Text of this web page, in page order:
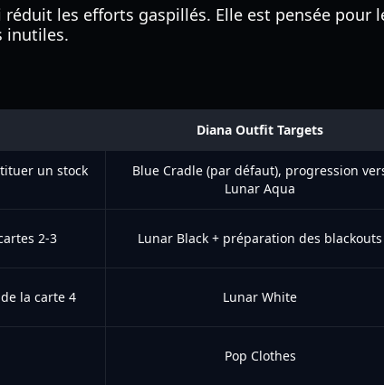
les efforts gaspillés. Elle est pensée
inutiles.
Diana Outfit Targets
un stock
Blue Cradle (par défaut), progression
Lunar Aqua
2-3 Lunar Black + préparation des blackouts
la carte 4 Lunar White
Pop Clothes